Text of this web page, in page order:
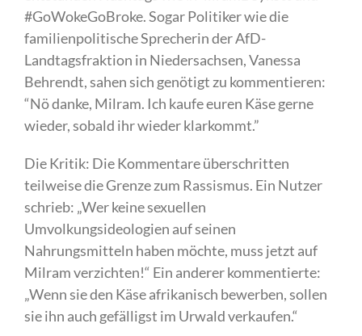
#GoWokeGoBroke. Sogar Politiker wie die
familienpolitische Sprecherin der AfD-
Landtagsfraktion in Niedersachsen, Vanessa
Behrendt, sahen sich genötigt zu kommentieren:
“Nö danke, Milram. Ich kaufe euren Käse gerne
wieder, sobald ihr wieder klarkommt.”
Die Kritik: Die Kommentare überschritten
teilweise die Grenze zum Rassismus. Ein Nutzer
schrieb: „Wer keine sexuellen
Umvolkungsideologien auf seinen
Nahrungsmitteln haben möchte, muss jetzt auf
Milram verzichten!“ Ein anderer kommentierte:
„Wenn sie den Käse afrikanisch bewerben, sollen
sie ihn auch gefälligst im Urwald verkaufen.“